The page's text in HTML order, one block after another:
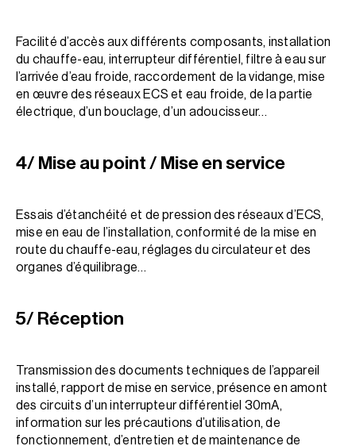
Facilité d’accès aux différents composants, installation
du chauffe-eau, interrupteur différentiel, filtre à eau sur
l’arrivée d’eau froide, raccordement de la vidange, mise
en œuvre des réseaux ECS et eau froide, de la partie
électrique, d’un bouclage, d’un adoucisseur…
4/ Mise au point / Mise en service
Essais d’étanchéité et de pression des réseaux d’ECS,
mise en eau de l’installation, conformité de la mise en
route du chauffe-eau, réglages du circulateur et des
organes d’équilibrage…
5/ Réception
Transmission des documents techniques de l’appareil
installé, rapport de mise en service, présence en amont
des circuits d’un interrupteur différentiel 30mA,
information sur les précautions d’utilisation, de
fonctionnement, d’entretien et de maintenance de